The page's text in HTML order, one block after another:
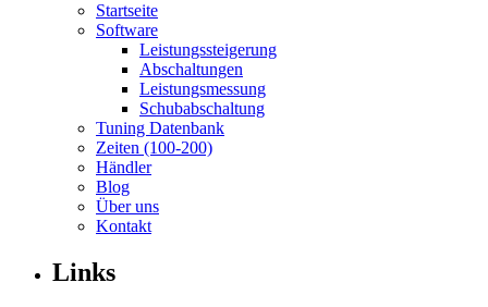
Startseite
Software
Leistungssteigerung
Abschaltungen
Leistungsmessung
Schubabschaltung
Tuning Datenbank
Zeiten (100-200)
Händler
Blog
Über uns
Kontakt
Links